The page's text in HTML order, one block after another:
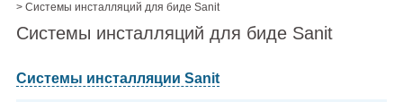
> Системы инсталляций для биде Sanit
Системы инсталляций для биде Sanit
Системы инсталляции Sanit